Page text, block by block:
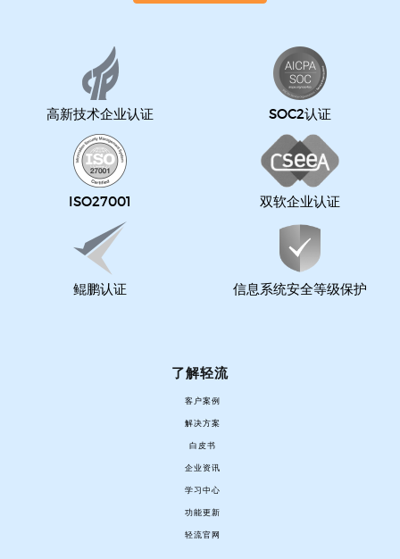
高新技术企业认证 SOC2认证
ISO27001 双软企业认证
鲲鹏认证 信息系统安全等级保护
了解轻流
客户案例
解决方案
白皮书
企业资讯
学习中心
功能更新
轻流官网